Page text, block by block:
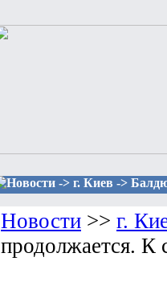
Новости -> г. Киев ->
Новости >> г.
продолжается. К